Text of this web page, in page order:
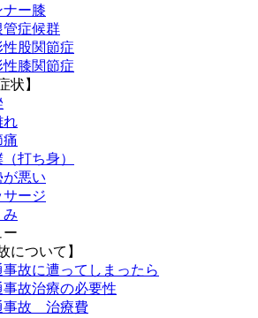
ナー膝
管症候群
性股関節症
性膝関節症
状】
れ
痛
打ち身）
が悪い
サージ
み
ー
について】
事故に遭ってしまったら
事故治療の必要性
事故 治療費